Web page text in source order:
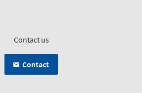
Contact us
Contact